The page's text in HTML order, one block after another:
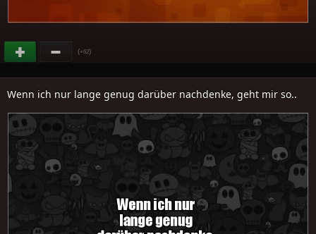
(+62)
Wenn ich nur lange genug darüber nachdenke, geht mir so..